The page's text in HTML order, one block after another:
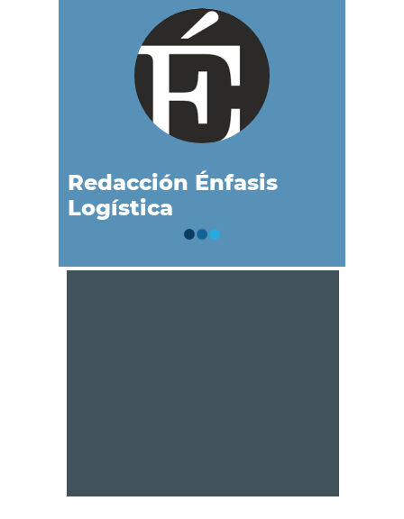
Redacción Énfasis
Logística